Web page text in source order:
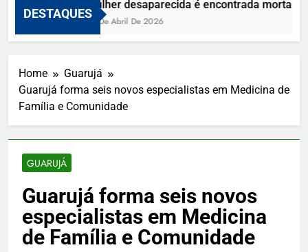
DESTAQUES
Mulher desaparecida é encontrada morta e
10 De Abril De 2026
Home
Guarujá
Guarujá forma seis novos especialistas em Medicina de
Família e Comunidade
GUARUJÁ
Guarujá forma seis novos
especialistas em Medicina
de Família e Comunidade